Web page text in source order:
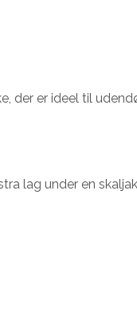
der er ideel til
lag under en